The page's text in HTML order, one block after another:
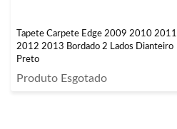
Tapete Carpete Edge 2009 2010 2011
2012 2013 Bordado 2 Lados Dianteiro
Preto
Produto Esgotado